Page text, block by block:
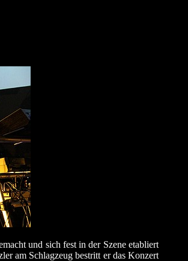
und sich fest in der Szene etabliert
am Schlagzeug bestritt er das Konzert